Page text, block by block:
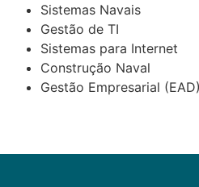
Sistemas Navais
Gestão de TI
Sistemas para Internet
Construção Naval
Gestão Empresarial (EAD)